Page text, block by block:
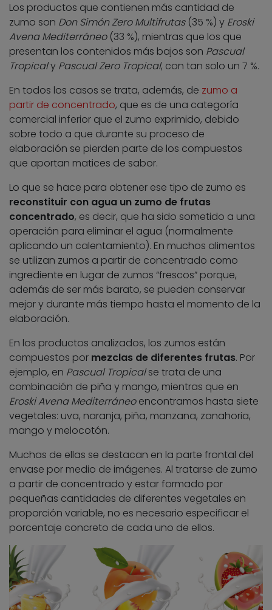
Los productos que contienen más cantidad de
zumo son Don Simón Zero Multifrutas(35 %) y Eroski
Avena Mediterráneo(33 %), mientras que los que
presentan los contenidos más bajos son Pascual
Tropicaly Pascual Zero Tropical, con tan solo un 7 %.
En todos los casos se trata, además, de zumo a
partir de concentrado, que es de una categoría
comercial inferior que el zumo exprimido, debido
sobre todo a que durante su proceso de
elaboración se pierden parte de los compuestos
que aportan matices de sabor.
Lo que se hace para obtener ese tipo de zumo es
reconstituir con agua un zumo de frutas
concentrado, es decir, que ha sido sometido a una
operación para eliminar el agua (normalmente
aplicando un calentamiento). En muchos alimentos
se utilizan zumos a partir de concentrado como
ingrediente en lugar de zumos “frescos” porque,
además de ser más barato, se pueden conservar
mejor y durante más tiempo hasta el momento de la
elaboración.
En los productos analizados, los zumos están
compuestos por mezclas de diferentes frutas. Por
ejemplo, en Pascual Tropicalse trata de una
combinación de piña y mango, mientras que en
Eroski Avena Mediterráneoencontramos hasta siete
vegetales: uva, naranja, piña, manzana, zanahoria,
mango y melocotón.
Muchas de ellas se destacan en la parte frontal del
envase por medio de imágenes. Al tratarse de zumo
a partir de concentrado y estar formado por
pequeñas cantidades de diferentes vegetales en
proporción variable, no es necesario especificar el
porcentaje concreto de cada uno de ellos.